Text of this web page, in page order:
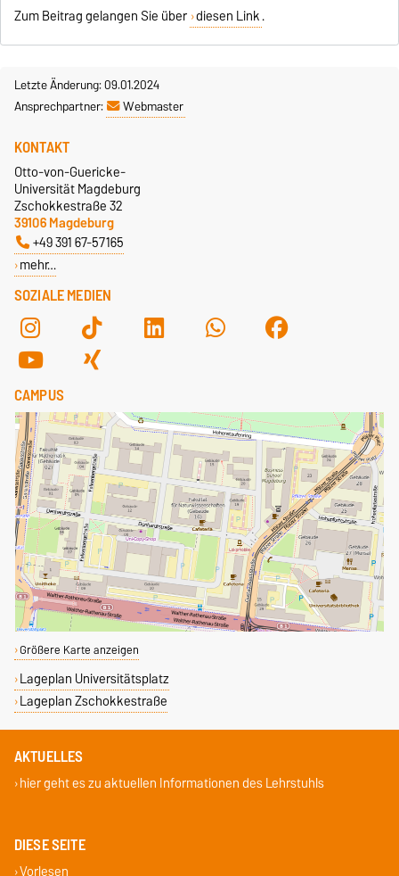
Zum Beitrag gelangen Sie über diesen Link.
Letzte Änderung: 09.01.2024
Ansprechpartner:
Webmaster
SOZIALE MEDIEN
KONTAKT
Otto-von-Guericke-
Universität Magdeburg
Zschokkestraße 32
39106 Magdeburg
+49 391 67-57165
mehr…
CAMPUS
Größere Karte anzeigen
Lageplan Universitätsplatz
Lageplan Zschokkestraße
AKTUELLES
hier geht es zu aktuellen Informationen des Lehrstuhls
DIESE SEITE
Vorlesen